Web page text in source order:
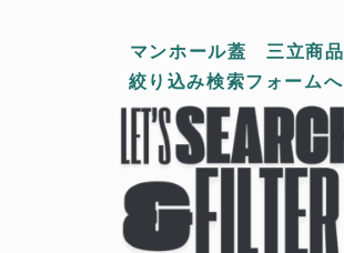
マンホール蓋 三立商品
絞り 込み検索フォームへ